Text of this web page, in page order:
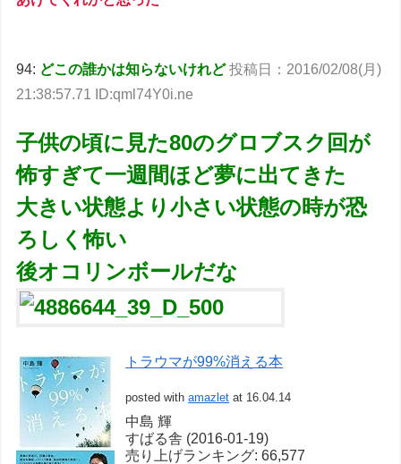
94: どこの誰かは知らないけれど 投稿日：2016/02/08(月)
21:38:57.71 ID:qml74Y0i.ne
子供の頃に見た80のグロブスク回が
怖すぎて一週間ほど夢に出てきた
大きい状態より小さい状態の時が恐
ろしく怖い
後オコリンボールだな
トラウマが99%消える本
posted withamazlet at 16.04.14
中島 輝
すばる舎 (2016-01-19)
売り上げランキング: 66,577